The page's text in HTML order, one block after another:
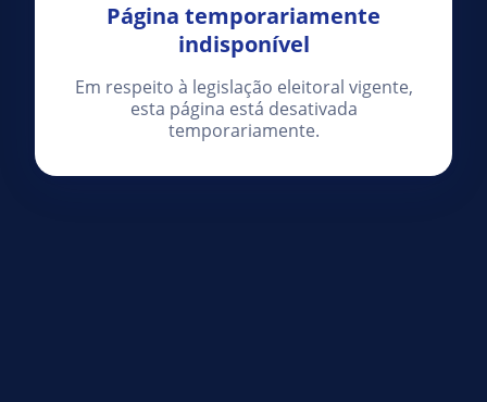
Página temporariamente
indisponível
Em respeito à legislação eleitoral vigente,
esta página está desativada
temporariamente.